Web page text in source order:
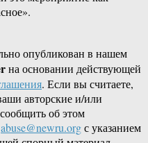
опубликован в нашем
на основании действующей
. Если вы считаете,
авторские и/или
об этом
abuse@newru.orgс указанием